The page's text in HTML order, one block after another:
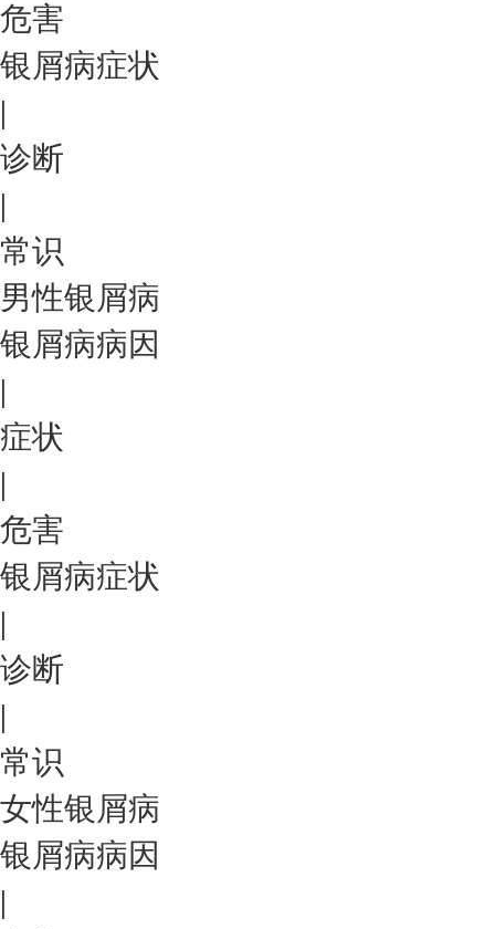
危害
银屑病症状
|
诊断
|
常识
男性银屑病
银屑病病因
|
症状
|
危害
银屑病症状
|
诊断
|
常识
女性银屑病
银屑病病因
|